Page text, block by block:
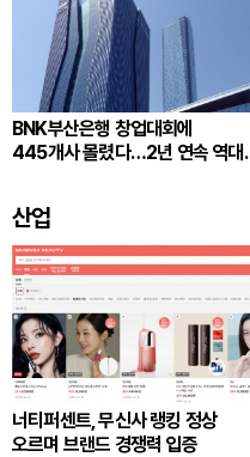
BNK부산은행 창업대회에
445개사 몰렸다…2년 연속 역대
산업
너티퍼센트, 무신사 랭킹 정상
오르며 브랜드 경쟁력 입증